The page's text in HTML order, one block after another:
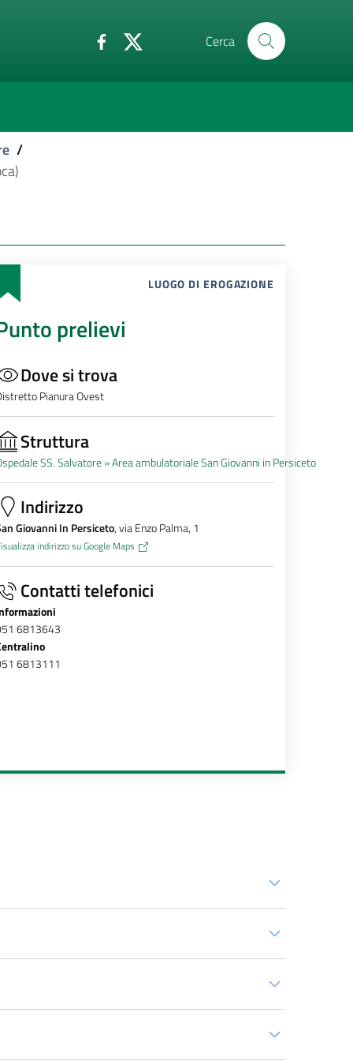
Cerca
/
LUOGO DI EROGAZIONE
prelievi
Dove si trova
Pianura Ovest
Struttura
SS. Salvatore »Area ambulatoriale San Giovanni in Persiceto
Indirizzo
Giovanni In Persiceto, via Enzo Palma, 1
indirizzo su Google Maps
Contatti telefonici
6813643
6813111